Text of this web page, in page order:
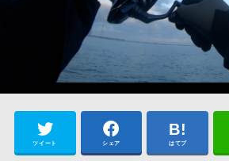
ツイート シェア はてブ